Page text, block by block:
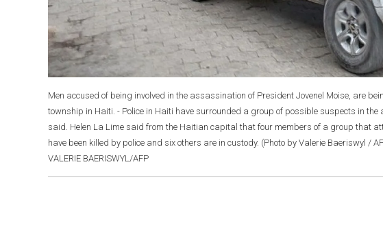
Men accused of being involved in the assassination of President Jovenel Moise, are
township in Haiti. - Police in Haiti have surrounded a group of possible suspects in the
said. Helen La Lime said from the Haitian capital that four members of a group that
have been killed by police and six others are in custody. (Photo by Valerie Baeriswyl /
VALERIE BAERISWYL/AFP